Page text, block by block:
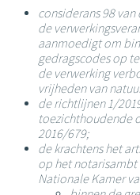
considerans 98
de
aanmoedigt om
gedragscodes op
de verwerking
vrijheden van
de richtlijnen 1/
toezichthoudende
2016/679;
de krachtens het
op het notarisambt
Nationale Kamer